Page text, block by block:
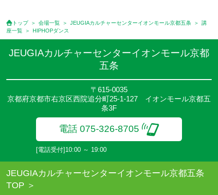
のでご確認ください。
●参加人数が一定に満たない場合、体験や講座開講を中止または延
期することがあります。
●その他、詳しい内容については、ご入会時にご説明をさせていた
トップ 会場一覧 JEUGIAカルチャーセンターイオンモール京都五条
講
座一覧
HIPHOPダンス
JEUGIAカルチャーセンターイオンモール京都
五条
〒615-0035
京都府京都市右京区西院追分町25-1-127 イオンモール京都五
条3F
電話 075-326-8705
[電話受付]10:00 ～ 19:00
JEUGIAカルチャーセンターイオンモール京都五条
TOP